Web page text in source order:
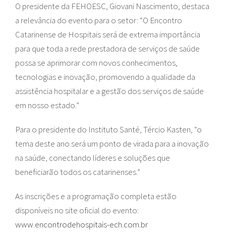
O presidente da FEHOESC, Giovani Nascimento, destaca
a relevância do evento para o setor: “O Encontro
Catarinense de Hospitais será de extrema importância
para que toda a rede prestadora de serviços de saúde
possa se aprimorar com novos conhecimentos,
tecnologias e inovação, promovendo a qualidade da
assistência hospitalar e a gestão dos serviços de saúde
em nosso estado.”
Para o presidente do Instituto Santé, Tércio Kasten, “o
tema deste ano será um ponto de virada para a inovação
na saúde, conectando líderes e soluções que
beneficiarão todos os catarinenses.”
As inscrições e a programação completa estão
disponíveis no site oficial do evento:
www.encontrodehospitais-ech.com.br